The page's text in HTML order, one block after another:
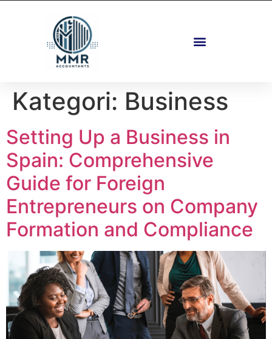
Kategori: Business
Setting Up a Business in
Spain: Comprehensive
Guide for Foreign
Entrepreneurs on Company
Formation and Compliance